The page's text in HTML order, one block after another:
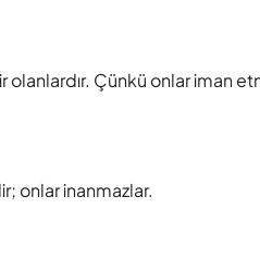
olanlardır. Çünkü onlar iman
onlar inanmazlar.